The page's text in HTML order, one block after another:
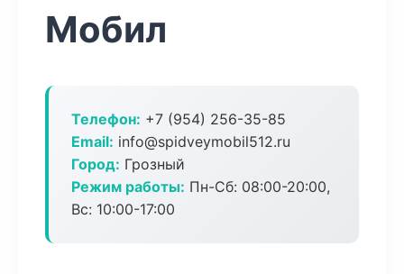
Мобил
Телефон: +7 (954) 256-35-85
Email: info@spidveymobil512.ru
Город: Грозный
Режим работы: Пн-Сб: 08:00-20:00,
Вс: 10:00-17:00